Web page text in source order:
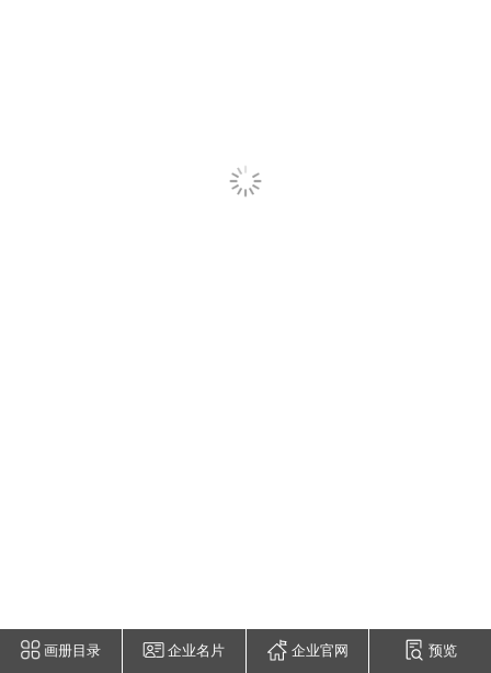
画册目录 企业名片 企业官网 预览